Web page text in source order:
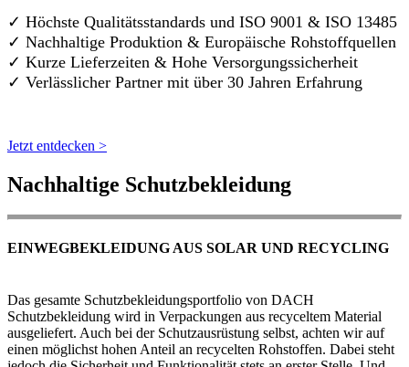
✓ Höchste Qualitätsstandards und ISO 9001 & ISO 13485
✓ Nachhaltige Produktion & Europäische Rohstoffquellen
✓ Kurze Lieferzeiten & Hohe Versorgungssicherheit
✓ Verlässlicher Partner mit über 30 Jahren Erfahrung
Jetzt entdecken >
Nachhaltige Schutzbekleidung
EINWEGBEKLEIDUNG AUS SOLAR UND RECYCLING
Das gesamte Schutzbekleidungsportfolio von DACH
Schutzbekleidung wird in Verpackungen aus recyceltem Material
ausgeliefert. Auch bei der Schutzausrüstung selbst, achten wir auf
einen möglichst hohen Anteil an recycelten Rohstoffen. Dabei steht